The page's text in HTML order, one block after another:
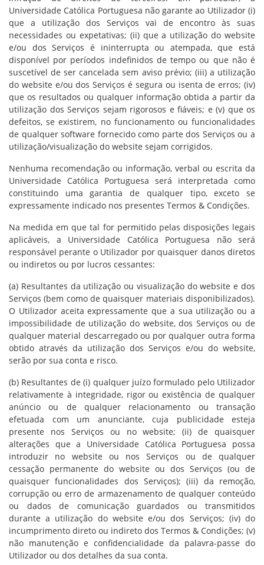
Universidade Católica Portuguesa não garante ao Utilizador (i)
que a utilização dos Serviços vai de encontro às suas
necessidades ou expetativas; (ii) que a utilização do website
e/ou dos Serviços é ininterrupta ou atempada, que está
disponível por períodos indefinidos de tempo ou que não é
suscetível de ser cancelada sem aviso prévio; (iii) a utilização
do website e/ou dos Serviços é segura ou isenta de erros; (iv)
que os resultados ou qualquer informação obtida a partir da
utilização dos Serviços sejam rigorosos e fiáveis; e (v) que os
defeitos, se existirem, no funcionamento ou funcionalidades
de qualquer software fornecido como parte dos Serviços ou a
utilização/visualização do website sejam corrigidos.
Nenhuma recomendação ou informação, verbal ou escrita da
Universidade Católica Portuguesa será interpretada como
constituindo uma garantia de qualquer tipo, exceto se
expressamente indicado nos presentes Termos & Condições.
Na medida em que tal for permitido pelas disposições legais
aplicáveis, a Universidade Católica Portuguesa não será
responsável perante o Utilizador por quaisquer danos diretos
ou indiretos ou por lucros cessantes:
(a) Resultantes da utilização ou visualização do website e dos
Serviços (bem como de quaisquer materiais disponibilizados).
O Utilizador aceita expressamente que a sua utilização ou a
impossibilidade de utilização do website, dos Serviços ou de
qualquer material descarregado ou por qualquer outra forma
obtido através da utilização dos Serviços e/ou do website,
serão por sua conta e risco.
(b) Resultantes de (i) qualquer juízo formulado pelo Utilizador
relativamente à integridade, rigor ou existência de qualquer
anúncio ou de qualquer relacionamento ou transação
efetuada com um anunciante, cuja publicidade esteja
presente nos Serviços ou no website; (ii) de quaisquer
alterações que a Universidade Católica Portuguesa possa
introduzir no website ou nos Serviços ou de qualquer
cessação permanente do website ou dos Serviços (ou de
quaisquer funcionalidades dos Serviços); (iii) da remoção,
corrupção ou erro de armazenamento de qualquer conteúdo
ou dados de comunicação guardados ou transmitidos
durante a utilização do website e/ou dos Serviços; (iv) do
incumprimento direto ou indireto dos Termos & Condições; (v)
não manutenção e confidencialidade da palavra-passe do
Utilizador ou dos detalhes da sua conta.